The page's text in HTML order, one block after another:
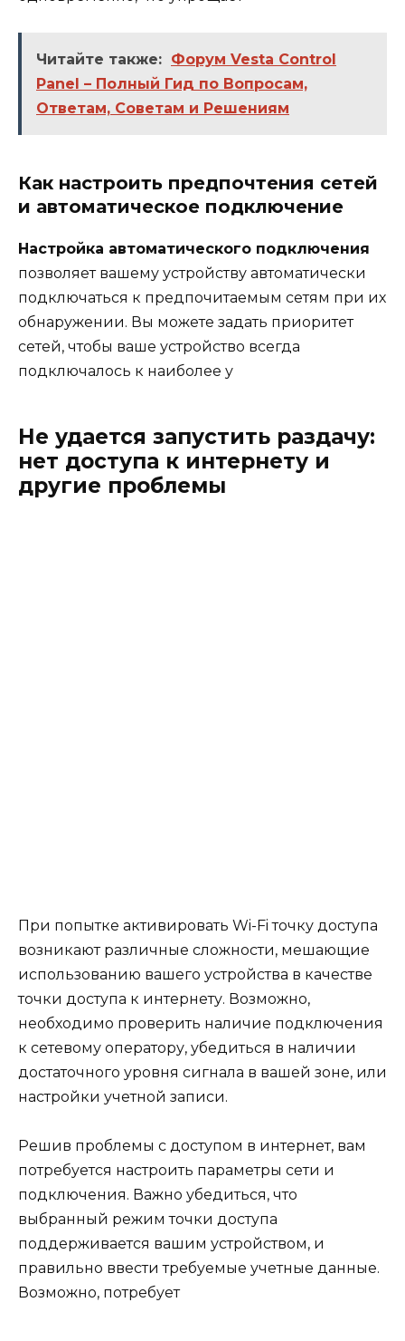
Читайте также: Форум Vesta Control
Panel – Полный Гид по Вопросам,
Ответам, Советам и Решениям
Как настроить предпочтения сетей
и автоматическое подключение
Настройка автоматического подключения
позволяет вашему устройству автоматически
подключаться к предпочитаемым сетям при их
обнаружении. Вы можете задать приоритет
сетей, чтобы ваше устройство всегда
подключалось к наиболее у
Не удается запустить раздачу:
нет доступа к интернету и
другие проблемы
При попытке активировать Wi-Fi точку доступа
возникают различные сложности, мешающие
использованию вашего устройства в качестве
точки доступа к интернету. Возможно,
необходимо проверить наличие подключения
к сетевому оператору, убедиться в наличии
достаточного уровня сигнала в вашей зоне, или
настройки учетной записи.
Решив проблемы с доступом в интернет, вам
потребуется настроить параметры сети и
подключения. Важно убедиться, что
выбранный режим точки доступа
поддерживается вашим устройством, и
правильно ввести требуемые учетные данные.
Возможно, потребует